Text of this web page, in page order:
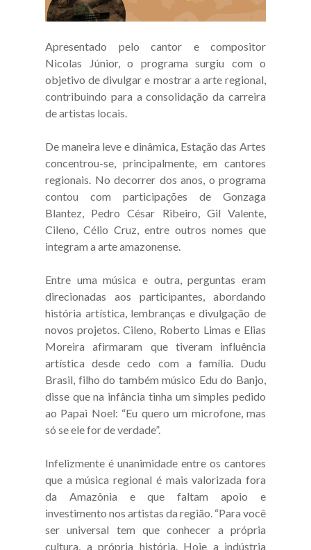
Apresentado pelo cantor e compositor
Nicolas Júnior, o programa surgiu com o
objetivo de divulgar e mostrar a arte regional,
contribuindo para a consolidação da carreira
de artistas locais.
De maneira leve e dinâmica, Estação das Artes
concentrou-se, principalmente, em cantores
regionais. No decorrer dos anos, o programa
contou com participações de Gonzaga
Blantez, Pedro César Ribeiro, Gil Valente,
Cileno, Célio Cruz, entre outros nomes que
integram a arte amazonense.
Entre uma música e outra, perguntas eram
direcionadas aos participantes, abordando
história artística, lembranças e divulgação de
novos projetos. Cileno, Roberto Limas e Elias
Moreira afirmaram que tiveram influência
artística desde cedo com a família. Dudu
Brasil, filho do também músico Edu do Banjo,
disse que na infância tinha um simples pedido
ao Papai Noel: “Eu quero um microfone, mas
só se ele for de verdade”.
Infelizmente é unanimidade entre os cantores
que a música regional é mais valorizada fora
da Amazônia e que faltam apoio e
investimento nos artistas da região. “Para você
ser universal tem que conhecer a própria
cultura, a própria história. Hoje a indústria